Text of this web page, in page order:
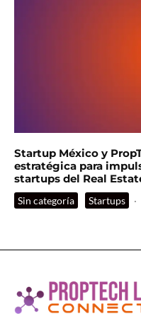
Startup México y
estratégica para
startups del Real
Sin categoría Startups ·